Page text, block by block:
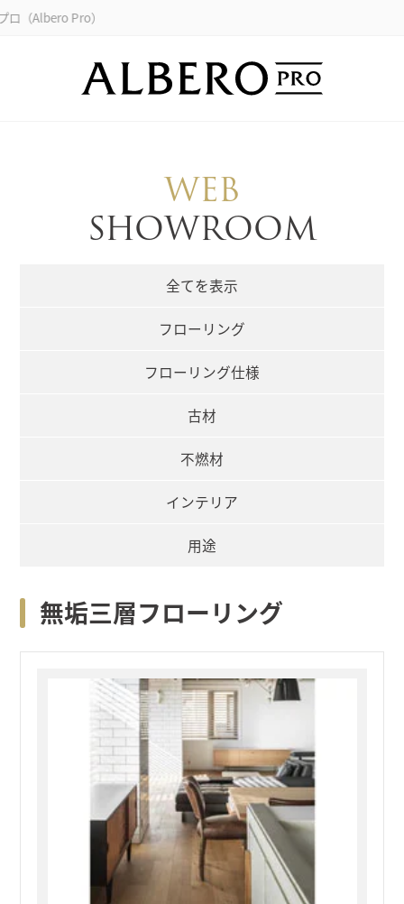
Pro）
WEB
SHOWROOM
全てを表示
フローリング
フローリング仕様
古材
不燃材
インテリア
用途
無垢三層フローリング